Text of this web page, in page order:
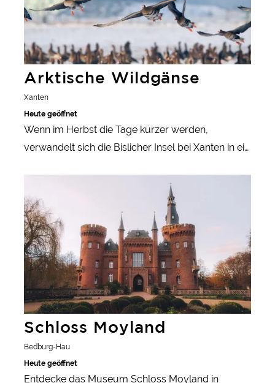
Arktische Wildgänse
Xanten
Heute geöffnet
Wenn im Herbst die Tage kürzer werden,
verwandelt sich die Bislicher Insel bei Xanten in ein
Wildgänse aus Nordeuropa und Sibirien machen
hier Station, um den Winter in der geschützten
Auenlandschaft des Niederrheins zu verbringen.
Das Naturschutzgebiet gilt als eines der
bedeutendsten Überwinterungsgebiete für
arktische Wildgänse in Deutschland.
Schloss Moyland
Bedburg-Hau
Heute geöffnet
Entdecke das Museum Schloss Moyland in